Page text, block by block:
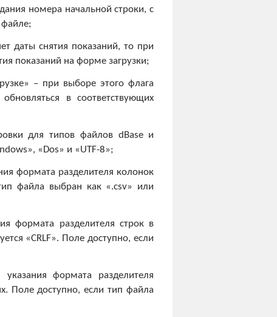
номера начальной строки, с
даты снятия показаний, то при
показаний на форме загрузки;
– при выборе этого флага
в соответствующих
для типов файлов dBase и
«Dos» и «UTF-8»;
формата разделителя колонок
файла выбран как «.csv» или
формата разделителя строк в
«CRLF». Поле доступно, если
формата разделителя
Поле доступно, если тип файла